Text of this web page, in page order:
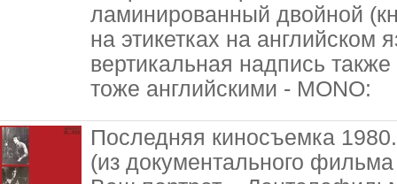
ламинированный двойной
на этикетках на английском
вертикальная надпись
тоже английскими - MONO:
Последняя киносъемка
(из документального